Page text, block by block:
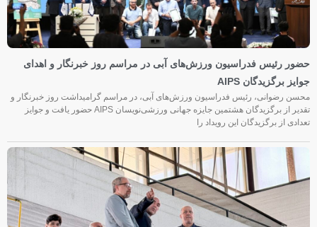
حضور رئیس فدراسیون ورزش‌های آبی در مراسم روز خبرنگار و اهدای
جوایز برگزیدگان AIPS
محسن رضوانی، رئیس فدراسیون ورزش‌های آبی، در مراسم گرامیداشت روز خبرنگار و
تقدیر از برگزیدگان هشتمین جایزه جهانی ورزشی‌نویسان AIPS حضور یافت و جوایز
تعدادی از برگزیدگان این رویداد را